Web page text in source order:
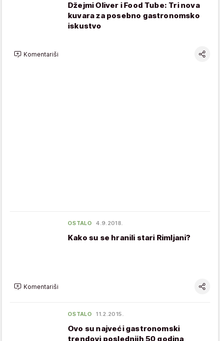
Džejmi Oliver i Food Tube: Tri nova
kuvara za posebno gastronomsko
iskustvo
Komentariši
OSTALO 4.9.2018.
Kako su se hranili stari Rimljani?
Komentariši
OSTALO 11.2.2015.
Ovo su najveći gastronomski
trendovi poslednjih 50 godina